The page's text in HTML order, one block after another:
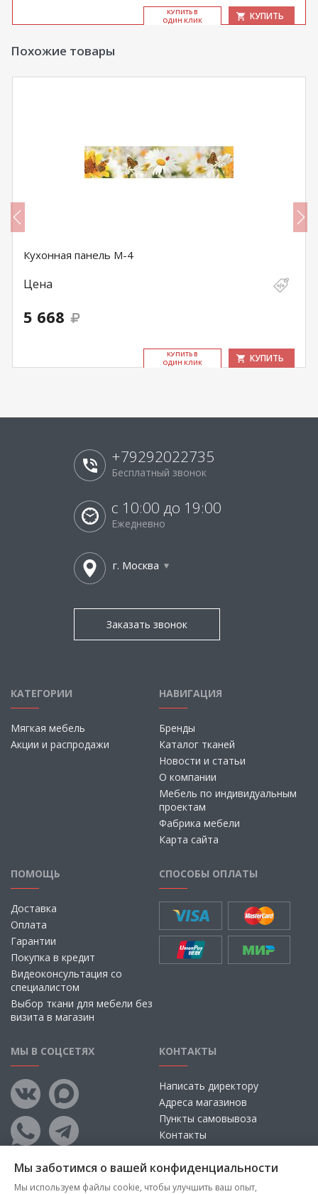
КУ­ПИТЬ В
ОДИН КЛИК
КУПИТЬ
Похожие товары
Кухонная панель M-4
Цена
5 668
КУ­ПИТЬ В
ОДИН КЛИК
КУПИТЬ
+79292022735
Бесплатный звонок
с 10:00 до 19:00
Ежедневно
г. Москва
Заказать звонок
КАТЕГОРИИ
Мягкая мебель
Акции и распродажи
НАВИГАЦИЯ
Бренды
Каталог тканей
Новости и статьи
О компании
Мебель по индивидуальным
проектам
Фабрика мебели
Карта сайта
ПОМОЩЬ
Доставка
Оплата
Гарантии
Покупка в кредит
Видеоконсультация со
специалистом
Выбор ткани для мебели без
визита в магазин
СПОСОБЫ ОПЛАТЫ
МЫ В СОЦСЕТЯХ КОНТАКТЫ
Написать директору
Адреса магазинов
Пункты самовывоза
Контакты
Мы заботимся о вашей конфиденциальности
Мы используем файлы cookie, чтобы улучшить ваш опыт,